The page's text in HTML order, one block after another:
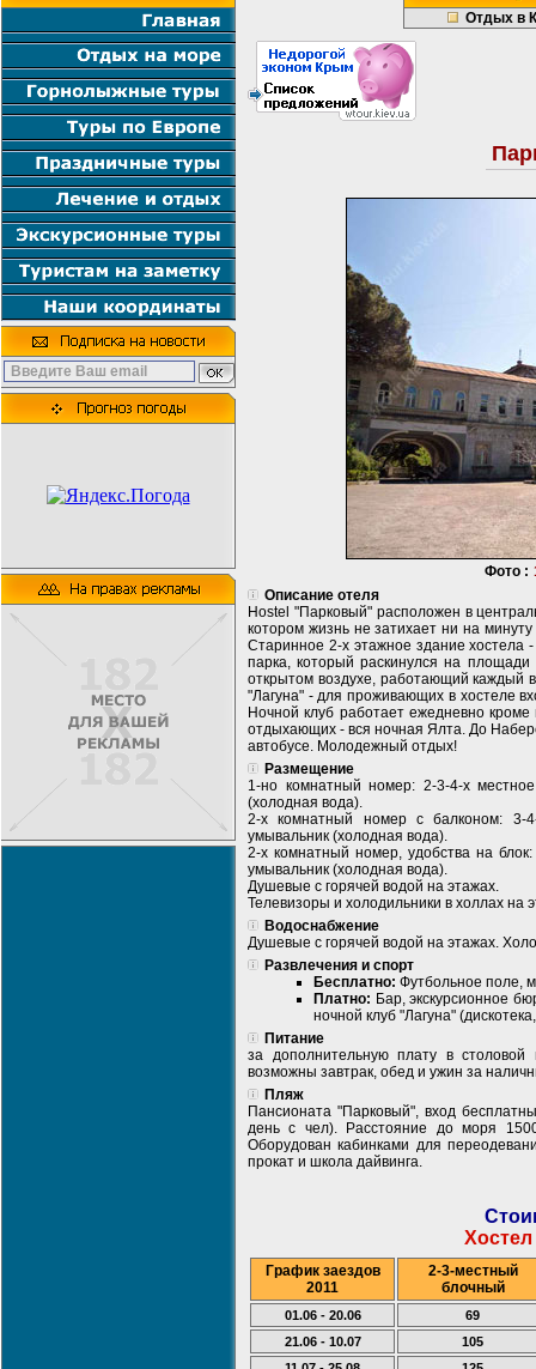
Отдых в
Фото :
Описание отеля
Hostel "Парковый" расположен в
котором жизнь не затихает ни на
Старинное 2-х этажное здание хостела
парка, который раскинулся на
открытом воздухе, работающий каждый
"Лагуна" - для проживающих в хостеле
Ночной клуб работает ежедневно
отдыхающих - вся ночная Ялта. До
автобусе. Молодежный отдых!
Размещение
1-но комнатный номер: 2-3-4-х
(холодная вода).
2-х комнатный номер с балконом: 3-
умывальник (холодная вода).
2-х комнатный номер, удобства на
умывальник (холодная вода).
Душевые с горячей водой на этажах.
Телевизоры и холодильники в холлах на
Водоснабжение
Душевые с горячей водой на этажах.
Развлечения и спорт
Бесплатно: Футбольное поле,
Платно: Бар, экскурсионное
ночной клуб "Лагуна"
Питание
за дополнительную плату в
возможны завтрак, обед и ужин за
Пляж
Пансионата "Парковый", вход
день с чел). Расстояние до моря
Оборудован кабинками для
прокат и школа дайвинга.
График заездов
2011
2-3-местный
блочный
01.06 - 20.06
69
21.06 - 10.07
105